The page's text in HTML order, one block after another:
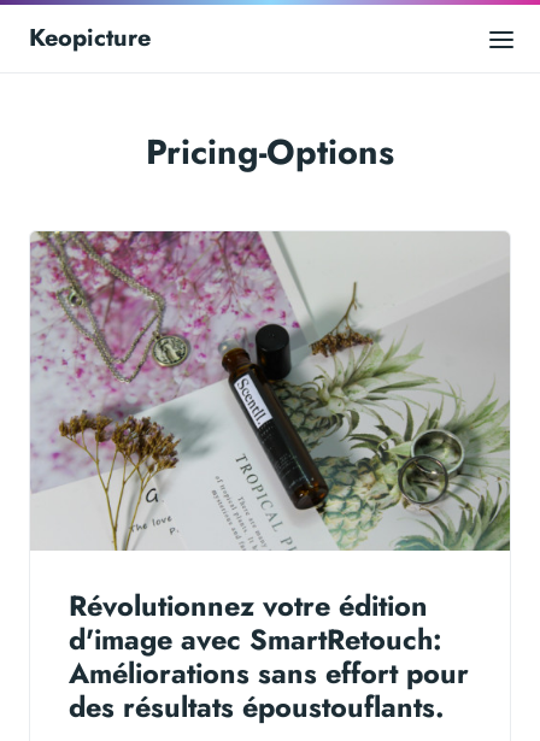
Keopicture
Pricing-Options
Révolutionnez votre édition
d'image avec SmartRetouch:
Améliorations sans effort pour
des résultats époustouflants.